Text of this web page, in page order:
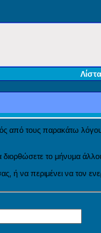
από τους παρακάτω
διορθώσετε το μήνυμα
ή να περιμένει να τον